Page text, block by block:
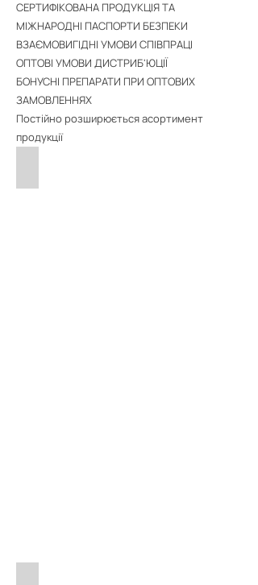
СЕРТИФІКОВАНА ПРОДУКЦІЯ ТА
МІЖНАРОДНІ ПАСПОРТИ БЕЗПЕКИ
ВЗАЄМОВИГІДНІ УМОВИ СПІВПРАЦІ
ОПТОВІ УМОВИ ДИСТРИБ'ЮЦІЇ
БОНУСНІ ПРЕПАРАТИ ПРИ ОПТОВИХ
ЗАМОВЛЕННЯХ
Постійно розширюється асортимент
продукції